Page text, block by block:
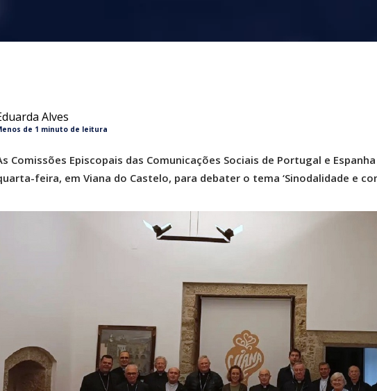
Alves
de 1 minuto de leitura
Comissões Episcopais das Comunicações Sociais de Portugal e
feira, em Viana do Castelo, para debater o tema ‘Sinodalidade e